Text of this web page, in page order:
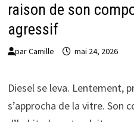
raison de son
agressif
parCamille mai 24, 2026
Diesel se leva. Lentement,
s’approcha de la vitre. Son